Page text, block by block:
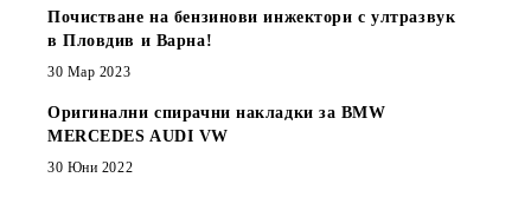
Почистване на бензинови инжектори с ултразвук
в Пловдив и Варна!
30 Мар 2023
Оригинални спирачни накладки за BMW
MERCEDES AUDI VW
30 Юни 2022